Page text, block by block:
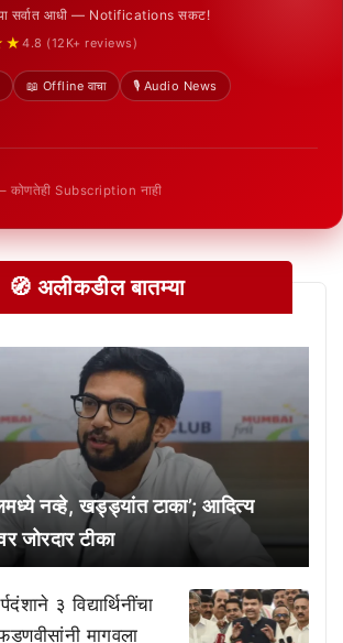
सर्वात आधी — Notifications सकट!
4.8 (12K+ reviews)
📖 Offline वाचा
🎙️ Audio News
कोणतेही Subscription नाही
🧭 अलीकडील बातम्या
नव्हे, खड्ड्यांत टाका’; आदित्य
जोरदार टीका
३ विद्यार्थिनींचा
मागवला